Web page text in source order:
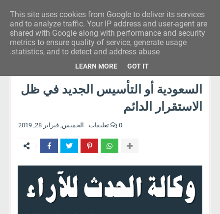
وكالة الحدث للآراء
السعودية أو التأسيس الجديد في ظل
الاستقرار الدائم
الخميس, فبراير 28, 2019 0 تعليقات
This site uses cookies from Google to deliver its services
and to analyze traffic. Your IP address and user-agent are
shared with Google along with performance and security
metrics to ensure quality of service, generate usage
statistics, and to detect and address abuse.
LEARN MORE GOT IT